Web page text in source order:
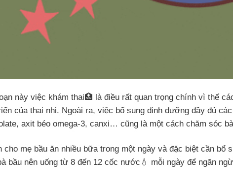
này việc khám thai🏥 là điều rất quan trọng chính vì thế
của thai nhi. Ngoài ra, việc bổ sung dinh dưỡng đầy đủ
axit béo omega-3, canxi… cũng là một cách chăm sóc
cho mẹ bầu ăn nhiều bữa trong một ngày và đặc biệt cần bổ
bầu nên uống từ 8 đến 12 cốc nước💧 mỗi ngày để ngăn